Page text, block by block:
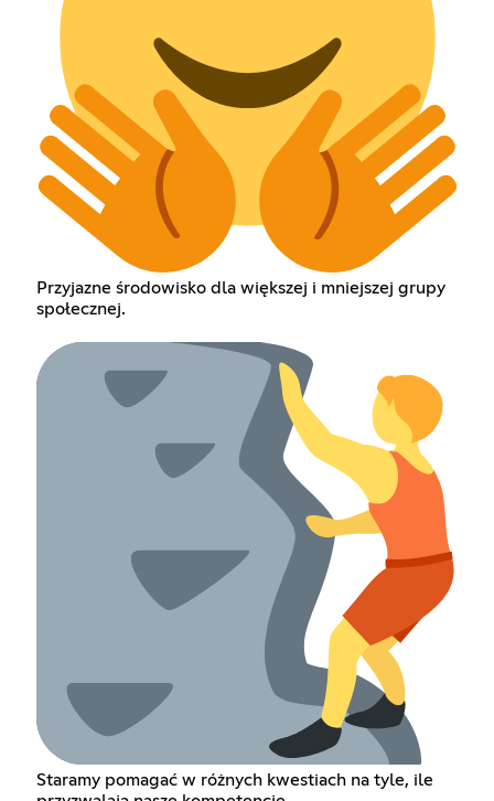
Przyjazne środowisko dla większej i mniejszej grupy
społecznej.
Staramy pomagać w różnych kwestiach na tyle, ile